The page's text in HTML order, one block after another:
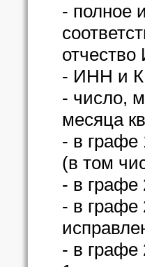
- полное
- ИНН и
- число,
месяца
- в графе
(в том
- в графе
- в графе
- в графе